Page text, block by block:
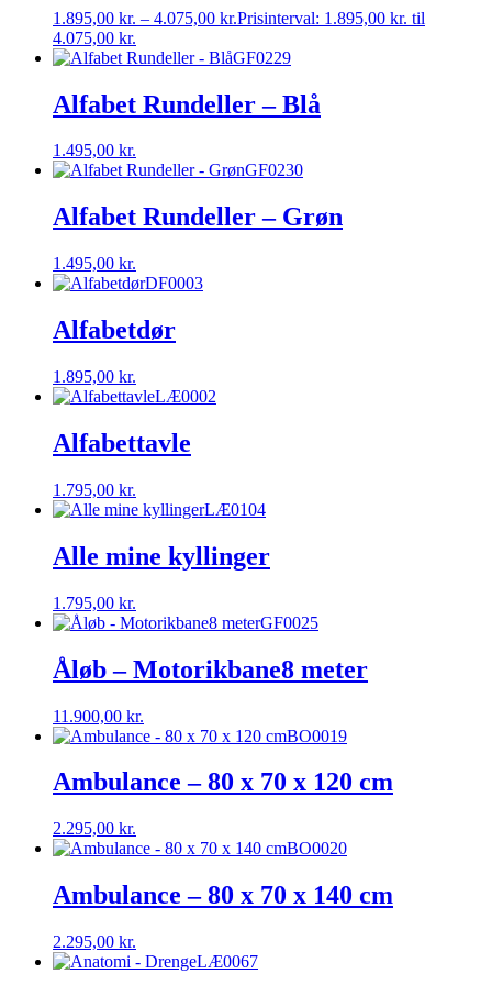
1.895,00 kr. – 4.075,00 kr.Prisinterval: 1.895,00 kr. til
4.075,00 kr.
GF0229
Alfabet Rundeller – Blå
1.495,00 kr.
GF0230
Alfabet Rundeller – Grøn
1.495,00 kr.
DF0003
Alfabetdør
1.895,00 kr.
LÆ0002
Alfabettavle
1.795,00 kr.
LÆ0104
Alle mine kyllinger
1.795,00 kr.
GF0025
Åløb – Motorikbane8 meter
11.900,00 kr.
BO0019
Ambulance – 80 x 70 x 120 cm
2.295,00 kr.
BO0020
Ambulance – 80 x 70 x 140 cm
2.295,00 kr.
LÆ0067